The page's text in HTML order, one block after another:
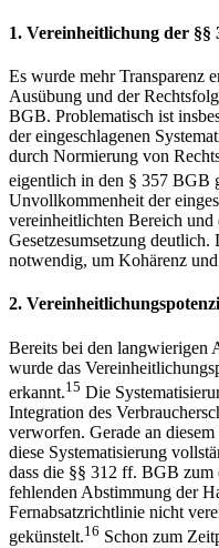
1. Vereinheitlichung der §§
Es wurde mehr Transparenz
Ausübung und der
BGB. Problematisch ist
der eingeschlagenen
durch Normierung von
eigentlich in den § 357 BGB
Unvollkommenheit der
vereinheitlichten Bereich
Gesetzesumsetzung
notwendig, um Kohärenz
2.
Bereits bei den langwierigen
wurde das
erkannt.15 Die
Integration des
verworfen. Gerade an
diese Systematisierung
dass die §§ 312 ff. BGB
fehlenden Abstimmung der
Fernabsatzrichtlinie nicht
gekünstelt.16 Schon zum